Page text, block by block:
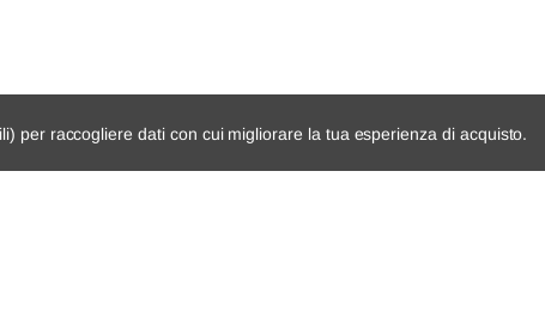
per raccogliere dati con cui migliorare la tua esperienza di acquisto.